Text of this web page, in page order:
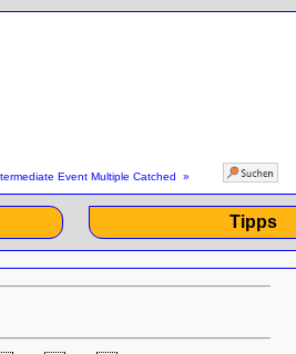
Event Multiple Catched »
Tipps